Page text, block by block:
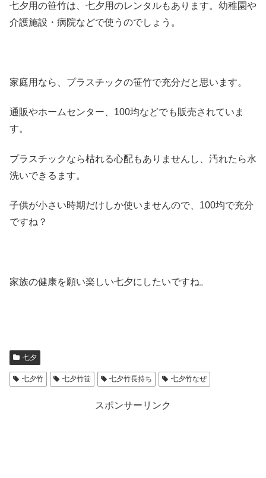
七夕用の笹竹は、七夕用のレンタルもあります。幼稚園や
介護施設・病院などで使うのでしょう。
家庭用なら、プラスチックの笹竹で充分だと思います。
通販やホームセンター、100均などでも販売されていま
す。
プラスチックなら枯れる心配もありませんし、汚れたら水
洗いできるます。
子供が小さい時期だけしか使いませんので、100均で充分
ですね？
家族の健康を願い楽しい七夕にしたいですね。
七夕
七夕竹 七夕竹笹 七夕竹長持ち 七夕竹なぜ
スポンサーリンク